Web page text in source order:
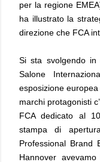
per la regione
ha illustrato la
direzione che FCA
Si sta svolgendo
Salone
esposizione
marchi protagonisti
FCA dedicato al
stampa di
Professional Brand
Hannover